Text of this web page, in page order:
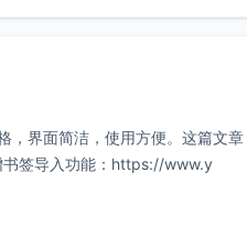
，界面简洁，使用方便。这篇文章
书签导入功能：https://www.y